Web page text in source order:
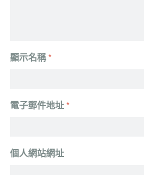
顯示名稱*
電子郵件地址 *
個人網站網址